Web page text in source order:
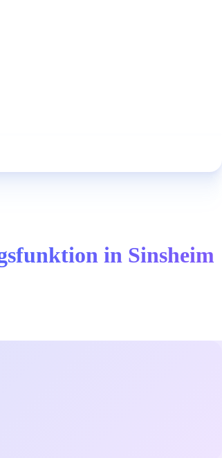
in Sinsheim